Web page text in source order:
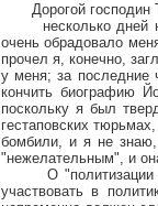
Дорогой господин
несколько дней
очень обрадовало
прочел я, конечно,
у меня; за последние
кончить биографию
поскольку я был
гестаповских
бомбили, и я не
"нежелательным", и
О "политизации
участвовать в